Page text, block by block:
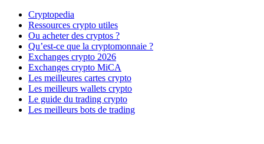
Cryptopedia
Ressources crypto utiles
Ou acheter des cryptos ?
Qu’est-ce que la cryptomonnaie ?
Exchanges crypto 2026
Exchanges crypto MiCA
Les meilleures cartes crypto
Les meilleurs wallets crypto
Le guide du trading crypto
Les meilleurs bots de trading